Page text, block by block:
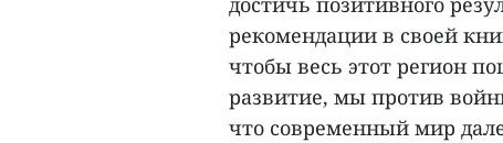
рекомендации в своей
чтобы весь этот регион
развитие, мы против
что современный мир